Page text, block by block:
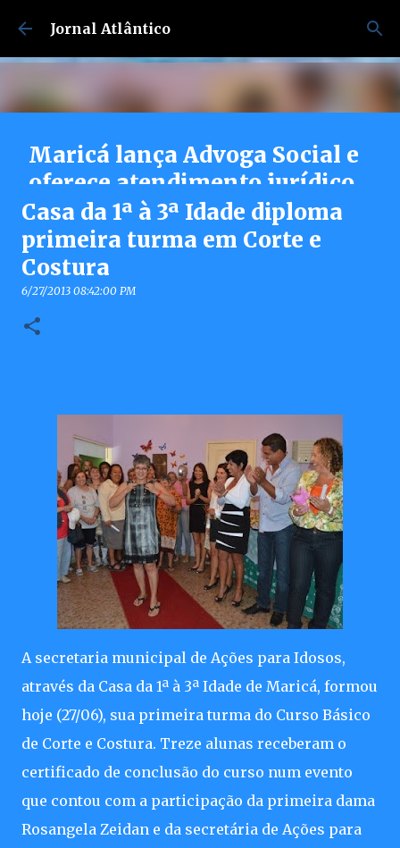
Pular para o conteúdo principal
Jornal Atlântico
Maricá lança Advoga Social e
oferece atendimento jurídico
gratuito e online 24h para
moradores
7/30/2026 04:53:00 PM
0
Casa da 1ª à 3ª Idade diploma
primeira turma em Corte e
Costura
6/27/2013 08:42:00 PM
A secretaria municipal de Ações para Idosos,
através da Casa da 1ª à 3ª Idade de Maricá, formou
hoje (27/06), sua primeira turma do Curso Básico
de Corte e Costura. Treze alunas receberam o
certificado de conclusão do curso num evento
que contou com a participação da primeira dama
Rosangela Zeidan e da secretária de Ações para